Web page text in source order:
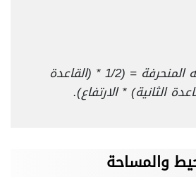
المنطقة شبه المنحرفة = (1/2 * (القاعدة
الثانية) * الارتفاع).
والمساحة